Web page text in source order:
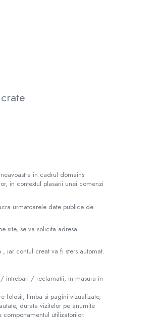
in cadrul domains
in contextul plasarii unei comenzi
urmatoarele date publice de
site, se va solicita adresa
iar contul creat va fi sters automat.
intrebari / reclamatii, in masura in
folosit, limba si pagini vizualizate,
durata vizitelor pe anumite
utilizatorilor.